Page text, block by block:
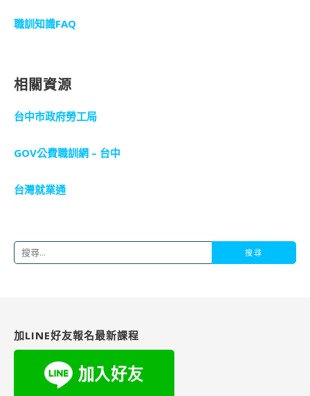
職訓知識FAQ
相關資源
台中市政府勞工局
GOV公費職訓網 – 台中
台灣就業通
搜
字:
加LINE好友報名最新課程